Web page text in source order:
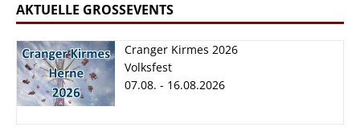
AKTUELLE GROSSEVENTS
Cranger Kirmes 2026
Volksfest
07.08. - 16.08.2026